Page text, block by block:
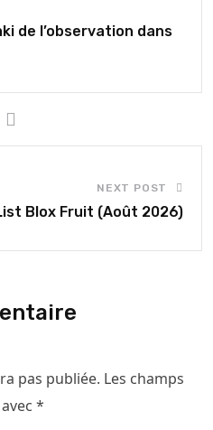
de l’observation dans
NEXT POST
Blox Fruit (Août 2026)
pas publiée. Les champs
*